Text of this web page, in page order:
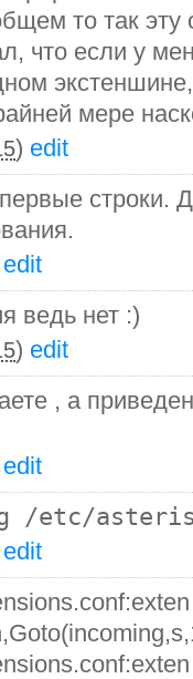
то так эту
что если у
мере
) edit
строки.
edit
ведь нет :)
) edit
, а
edit
/etc/
edit